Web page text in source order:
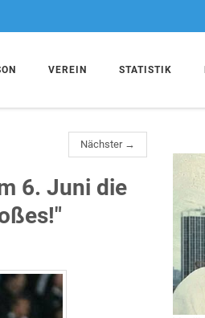
VEREIN STATISTIK
Nächster →
6. Juni die